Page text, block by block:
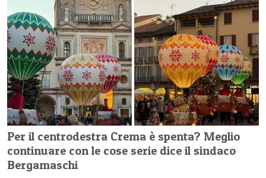
Per il centrodestra Crema è spenta? Meglio
continuare con le cose serie dice il sindaco
Bergamaschi